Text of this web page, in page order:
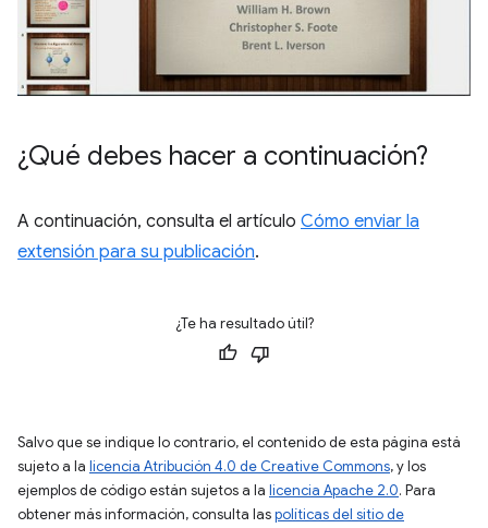
¿Qué debes hacer a continuación?
A continuación, consulta el artículo Cómo enviar la
extensión para su publicación.
¿Te ha resultado útil?
Salvo que se indique lo contrario, el contenido de esta página está
sujeto a la licencia Atribución 4.0 de Creative Commons, y los
ejemplos de código están sujetos a la licencia Apache 2.0. Para
obtener más información, consulta laspolíticas del sitio de